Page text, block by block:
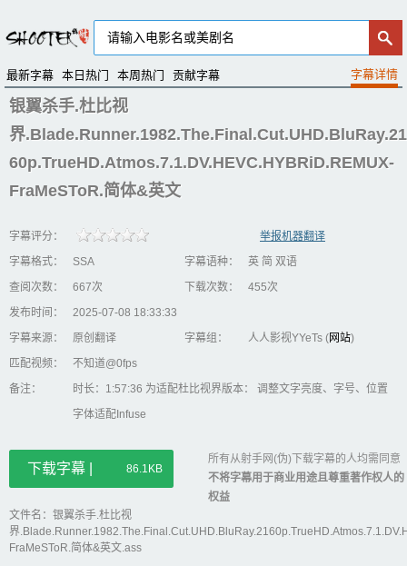
最新字幕 本日热门 本周热门 贡献字幕
银翼杀手.杜比视
界.Blade.Runner.1982.The.Final.Cut.UHD.BluRay.21
60p.TrueHD.Atmos.7.1.DV.HEVC.HYBRiD.REMUX-
FraMeSToR.简体&英文
字幕评分：
举报机器翻译
字幕格式：
SSA 字幕语种：
英 简 双语
查阅次数：
667次 下载次数：
455次
发布时间：
2025-07-08 18:33:33
字幕来源：
原创翻译 字幕组： 人人影视YYeTs (网站)
匹配视频：
不知道@0fps
备注：
时长：1:57:36 为适配杜比视界版本： 调整文字亮度、字号、位置
字体适配Infuse
下载字幕 | 86.1KB
所有从射手网(伪)下载字幕的人均需同意
不将字幕用于商业用途且尊重著作权人的
权益
文件名：银翼杀手.杜比视
界
FraMeSToR.简体&英文.ass